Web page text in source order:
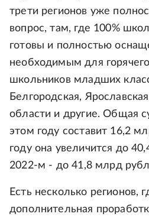
трети регионов уже
вопрос, там, где 100%
готовы и полностью
необходимым для
школьников младших
Белгородская,
области и другие. Общая
этом году составит 16,2
году она увеличится до
2022-м - до 41,8 млрд
Есть несколько регионов,
дополнительная